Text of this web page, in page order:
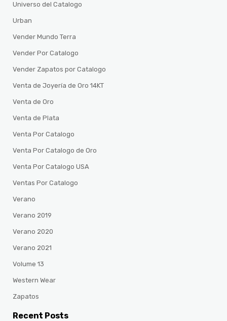
Universo del Catalogo
Urban
Vender Mundo Terra
Vender Por Catalogo
Vender Zapatos por Catalogo
Venta de Joyería de Oro 14KT
Venta de Oro
Venta de Plata
Venta Por Catalogo
Venta Por Catalogo de Oro
Venta Por Catalogo USA
Ventas Por Catalogo
Verano
Verano 2019
Verano 2020
Verano 2021
Volume 13
Western Wear
Zapatos
Recent Posts